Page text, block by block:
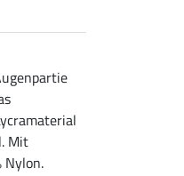
Mit
Nylon.